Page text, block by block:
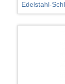
Edelstahl-